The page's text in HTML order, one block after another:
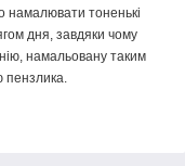
намалювати тоненькі
дня, завдяки чому
намальовану таким